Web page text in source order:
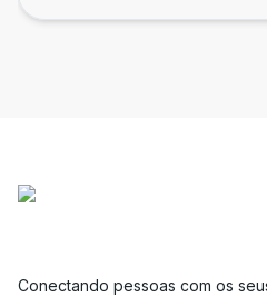
Conectando pessoas com os